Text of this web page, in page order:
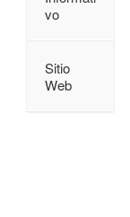
vo
Sitio
Web